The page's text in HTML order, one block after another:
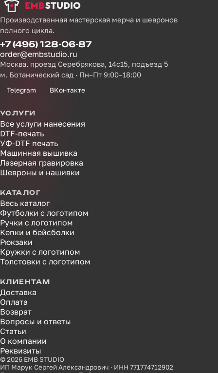
Производственная мастерская мерча и шевронов
полного цикла.
+7 (495) 128-06-87
order@embstudio.ru
Москва, проезд Серебрякова, 14с15, подъезд 5
м. Ботанический сад · Пн–Пт 9:00–18:00
Telegram ВКонтакте
УСЛУГИ
Все услуги нанесения
DTF-печать
УФ-DTF печать
Машинная вышивка
Лазерная гравировка
Шевроны и нашивки
КАТАЛОГ
Весь каталог
Футболки с логотипом
Ручки с логотипом
Кепки и бейсболки
Рюкзаки
Кружки с логотипом
Толстовки с логотипом
КЛИЕНТАМ
Доставка
Оплата
Возврат
Вопросы и ответы
Статьи
О компании
Реквизиты
© 2026 EMB STUDIO
ИП Марук Сергей Александрович · ИНН 771774712902